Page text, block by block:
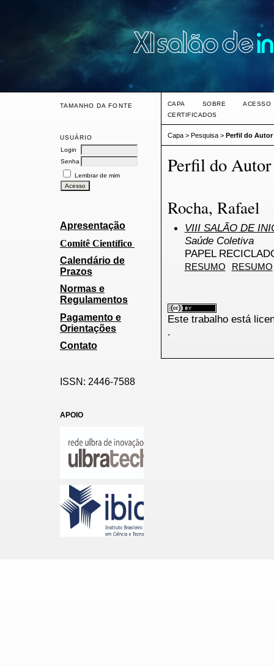
TAMANHO DA FONTE
USUÁRIO
Login
Senha
Lembrar de mim
Apresentação
Comitê Científico
Calendário de
Prazos
Normas e
Regulamentos
Pagamento e
Orientações
Contato
ISSN: 2446-7588
APOIO
CAPA SOBRE
ACESSO
CERTIFICADOS
Capa> Pesquisa> Perfil do Autor
Perfil do Autor
Rocha, Rafael
VIII SALÃO DE
Saúde Coletiva
PAPEL
RESUMO RESUMO
Este trabalho está
.